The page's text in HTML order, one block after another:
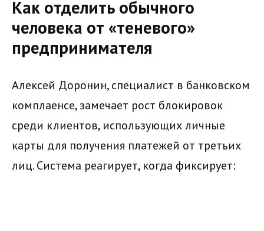
Как отделить обычного
человека от «теневого»
предпринимателя
Алексей Доронин, специалист в банковском
комплаенсе, замечает рост блокировок
среди клиентов, использующих личные
карты для получения платежей от третьих
лиц. Система реагирует, когда фиксирует: